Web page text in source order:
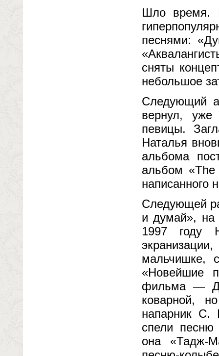
Шло время.
песнями:
сняты
небольшое
Следующий
вернул, уже
певицы.
Наталья
альбома
альбом
написанного
Следующей
и думай»,
1997 году
мальчишке,
«Новейшие
фильма —
коварной,
напарник С.
спели песню
она «Тадж-